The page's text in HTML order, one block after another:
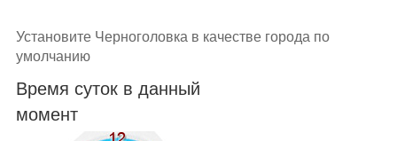
Установите Черноголовка в качестве города по
умолчанию
Время суток в данный
момент